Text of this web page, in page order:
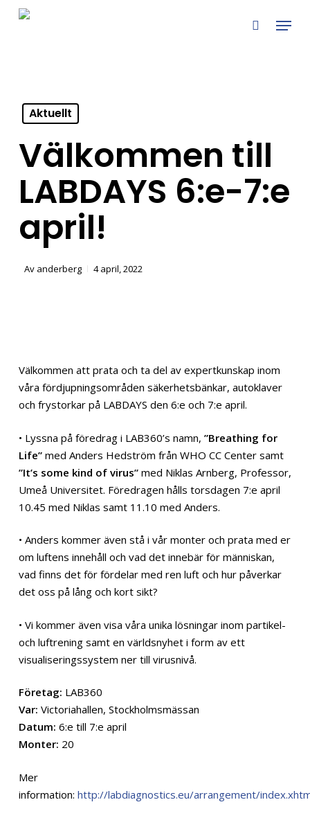
search
Menu
Aktuellt
Välkommen till
LABDAYS 6:e-7:e
april!
Av anderberg 4 april, 2022
Välkommen att prata och ta del av expertkunskap inom
våra fördjupningsområden säkerhetsbänkar, autoklaver
och frystorkar på LABDAYS den 6:e och 7:e april.
• Lyssna på föredrag i LAB360’s namn, ”Breathing for
Life”med Anders Hedström från WHO CC Center samt
”It’s some kind of virus”med Niklas Arnberg, Professor,
Umeå Universitet. Föredragen hålls torsdagen 7:e april
10.45 med Niklas samt 11.10 med Anders.
• Anders kommer även stå i vår monter och prata med er
om luftens innehåll och vad det innebär för människan,
vad finns det för fördelar med ren luft och hur påverkar
det oss på lång och kort sikt?
• Vi kommer även visa våra unika lösningar inom partikel-
och luftrening samt en världsnyhet i form av ett
visualiseringssystem ner till virusnivå.
Företag: LAB360
Var: Victoriahallen, Stockholmsmässan
Datum: 6:e till 7:e april
Monter: 20
Mer
information: http://labdiagnostics.eu/arrangement/